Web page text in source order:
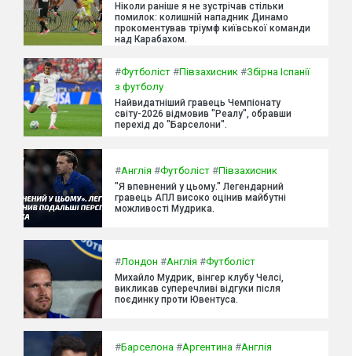
Ніколи раніше я не зустрічав стільки
помилок: колишній нападник Динамо
прокоментував тріумф київської команди
над Карабахом.
#Футболіст #Півзахисник #Збірна Іспанії
з футболу
Найвидатніший гравець Чемпіонату
світу-2026 відмовив "Реалу", обравши
перехід до "Барселони".
#Англія #Футболіст #Півзахисник
"Я впевнений у цьому." Легендарний
гравець АПЛ високо оцінив майбутні
можливості Мудрика.
#Лондон #Англія #Футболіст
Михайло Мудрик, вінгер клубу Челсі,
викликав суперечливі відгуки після
поєдинку проти Ювентуса.
#Барселона #Аргентина #Англія